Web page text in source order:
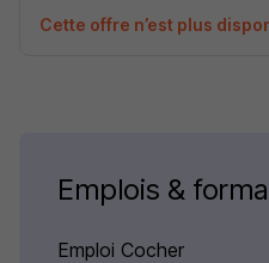
Cette offre n’est plus
Emplois &
Emploi Cocher